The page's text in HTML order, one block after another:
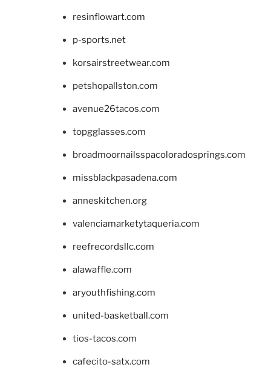
resinflowart.com
p-sports.net
korsairstreetwear.com
petshopallston.com
avenue26tacos.com
topgglasses.com
broadmoornailsspacoloradosprings.com
missblackpasadena.com
anneskitchen.org
valenciamarketytaqueria.com
reefrecordsllc.com
alawaffle.com
aryouthfishing.com
united-basketball.com
tios-tacos.com
cafecito-satx.com